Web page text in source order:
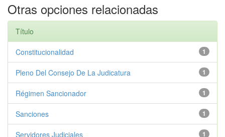
Otras opciones relacionadas
Título
1
Constitucionalidad
1
Pleno Del Consejo De La Judicatura
1
Régimen Sancionador
1
Sanciones
1
Servidores Judiciales